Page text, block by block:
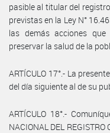
pasible al titular del
previstas en la Ley N°
las demás acciones
preservar la salud de la
ARTÍCULO 17°.- La
del día siguiente al de su
ARTÍCULO 18°.-
NACIONAL DEL